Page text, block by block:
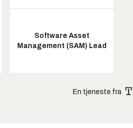
Software Asset
Management (SAM) Lead
En tjeneste fra